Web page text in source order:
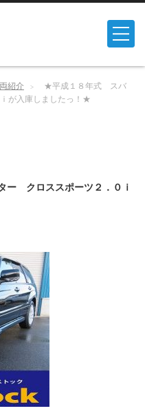
紹介
★平成１８年式 スバ
が入庫しましたっ！★
クロススポーツ２．０ｉ